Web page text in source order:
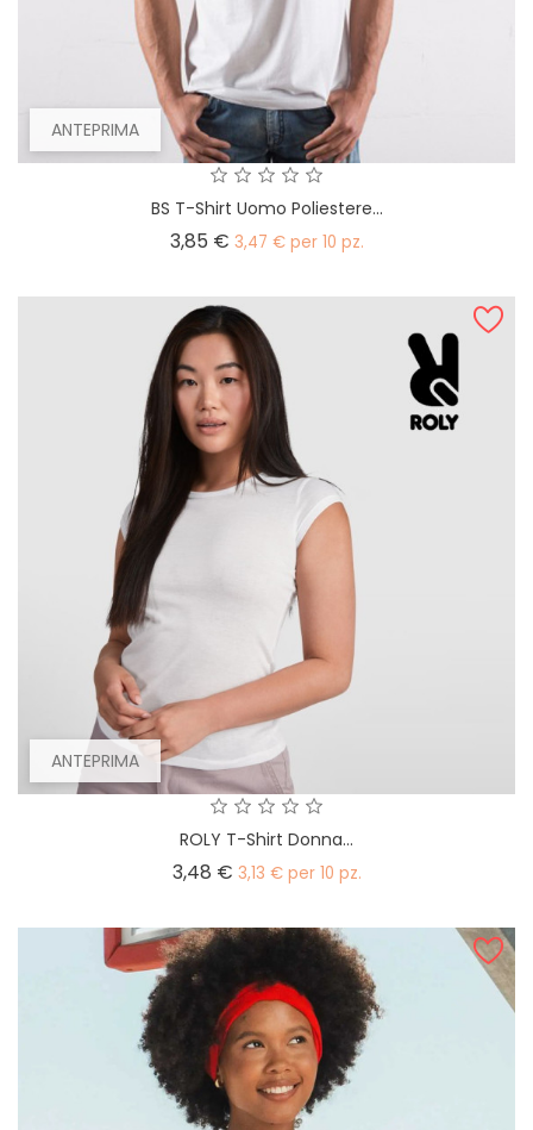
ANTEPRIMA
BS T-Shirt Uomo Poliestere...
3,85 € Prezzo
3,47 € per 10 pz.
ANTEPRIMA
ROLY T-Shirt Donna...
3,48 € Prezzo
3,13 € per 10 pz.